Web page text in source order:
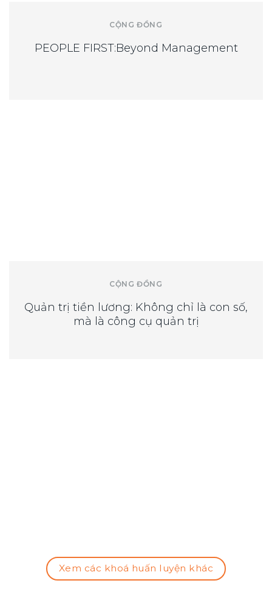
CỘNG ĐỒNG
PEOPLE FIRST:Beyond Management
CỘNG ĐỒNG
Quản trị tiền lương: Không chỉ là con số,
mà là công cụ quản trị
Xem các khoá huấn luyện khác